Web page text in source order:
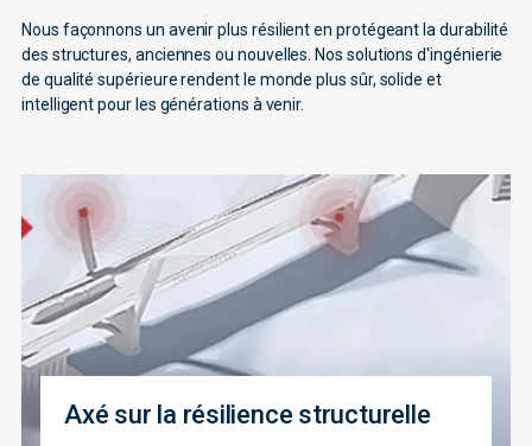
Nous façonnons un avenir plus résilient en protégeant la durabilité
des structures, anciennes ou nouvelles. Nos solutions d'ingénierie
de qualité supérieure rendent le monde plus sûr, solide et
intelligent pour les générations à venir.
Axé sur la résilience structurelle